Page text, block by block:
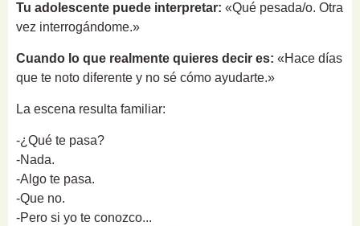
Tu adolescente puede interpretar: «Qué pesada/o. Otra
vez interrogándome.»
Cuando lo que realmente quieres decir es: «Hace días
que te noto diferente y no sé cómo ayudarte.»
La escena resulta familiar:
-¿Qué te pasa?
-Nada.
-Algo te pasa.
-Que no.
-Pero si yo te conozco...